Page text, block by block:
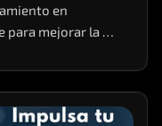
en
para mejorar la
agencias
necesarios
efectivas que
aumentan el tráfico orgánico y potencian tus ventas.